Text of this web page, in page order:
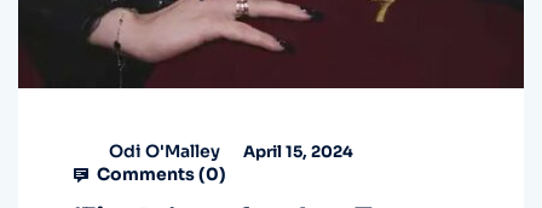
Odi O'Malley April 15, 2024
Comments (0)